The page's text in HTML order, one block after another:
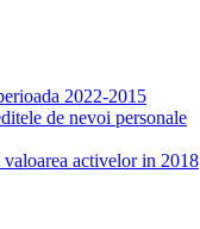
2022-2015
de nevoi personale
activelor in 2018